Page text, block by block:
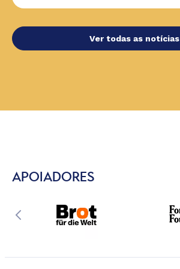
Ver todas as notícias
APOIADORES